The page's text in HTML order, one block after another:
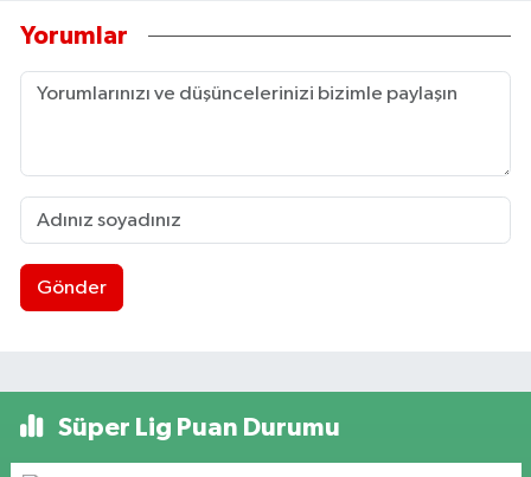
Yorumlar
Gönder
Süper Lig Puan Durumu